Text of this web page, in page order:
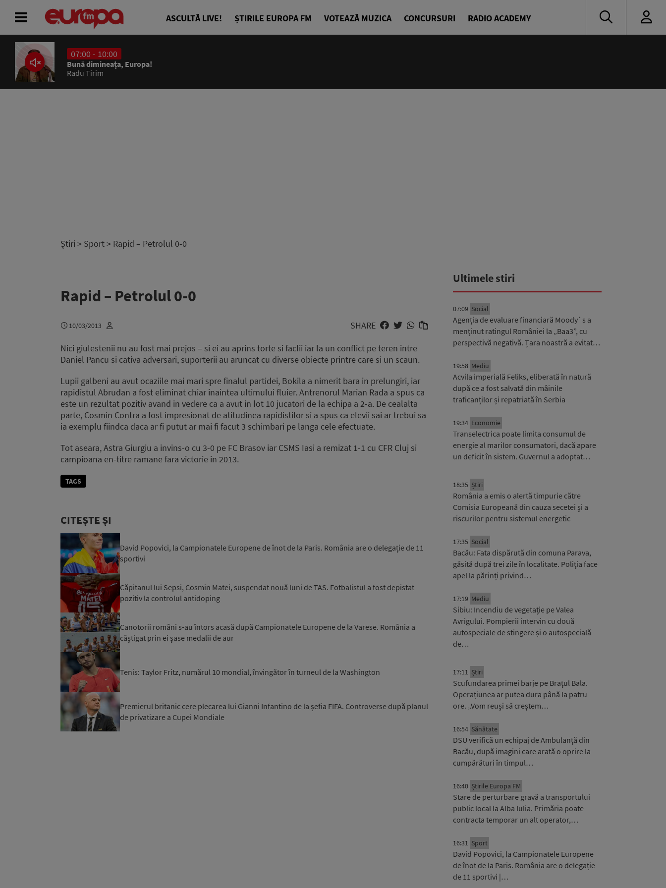
ASCULTĂ LIVE! ȘTIRILE EUROPA FM VOTEAZĂ MUZICA CONCURSURI RADIO ACADEMY
07:00 - 10:00
Bună dimineața, Europa!
Radu Tirim
Știri > Sport> Rapid – Petrolul 0-0
Rapid – Petrolul 0-0
10/03/2013
SHARE
Nici giulestenii nu au fost mai prejos – si ei au aprins torte si faclii iar la un conflict pe teren intre
Daniel Pancu si cativa adversari, suporterii au aruncat cu diverse obiecte printre care si un scaun.
Lupii galbeni au avut ocaziile mai mari spre finalul partidei, Bokila a nimerit bara in prelungiri, iar
rapidistul Abrudan a fost eliminat chiar inaintea ultimului fluier. Antrenorul Marian Rada a spus ca
este un rezultat pozitiv avand in vedere ca a avut in lot 10 jucatori de la echipa a 2-a. De cealalta
parte, Cosmin Contra a fost impresionat de atitudinea rapidistilor si a spus ca elevii sai ar trebui sa
ia exemplu fiindca daca ar fi putut ar mai fi facut 3 schimbari pe langa cele efectuate.
Tot aseara, Astra Giurgiu a invins-o cu 3-0 pe FC Brasov iar CSMS Iasi a remizat 1-1 cu CFR Cluj si
campioana en-titre ramane fara victorie in 2013.
TAGS
CITEȘTE ȘI
David Popovici, la Campionatele Europene de înot de la Paris. România are o delegație de 11
sportivi
Căpitanul lui Sepsi, Cosmin Matei, suspendat nouă luni de TAS. Fotbalistul a fost depistat
pozitiv la controlul antidoping
Canotorii români s-au întors acasă după Campionatele Europene de la Varese. România a
câștigat prin ei șase medalii de aur
Tenis: Taylor Fritz, numărul 10 mondial, învingător în turneul de la Washington
Premierul britanic cere plecarea lui Gianni Infantino de la șefia FIFA. Controverse după planul
de privatizare a Cupei Mondiale
Ultimele stiri
07:09 Social
Agenția de evaluare financiară Moody`s a
menținut ratingul României la „Baa3”, cu
perspectivă negativă. Țara noastră a evitat…
19:58 Mediu
Acvila imperială Feliks, eliberată în natură
după ce a fost salvată din mâinile
traficanților și repatriată în Serbia
19:34 Economie
Transelectrica poate limita consumul de
energie al marilor consumatori, dacă apare
un deficit în sistem. Guvernul a adoptat…
18:35 Știri
România a emis o alertă timpurie către
Comisia Europeană din cauza secetei și a
riscurilor pentru sistemul energetic
17:35 Social
Bacău: Fata dispărută din comuna Parava,
găsită după trei zile în localitate. Poliția face
apel la părinți privind…
17:19 Mediu
Sibiu: Incendiu de vegetație pe Valea
Avrigului. Pompierii intervin cu două
autospeciale de stingere și o autospecială
de…
17:11 Știri
Scufundarea primei barje pe Brațul Bala.
Operațiunea ar putea dura până la patru
ore. „Vom reuși să creștem…
16:54 Sănătate
DSU verifică un echipaj de Ambulanță din
Bacău, după imagini care arată o oprire la
cumpărături în timpul…
16:40 Știrile Europa FM
Stare de perturbare gravă a transportului
public local la Alba Iulia. Primăria poate
contracta temporar un alt operator,…
16:31 Sport
David Popovici, la Campionatele Europene
de înot de la Paris. România are o delegație
de 11 sportivi |…
ACASĂ
ȘTIRI